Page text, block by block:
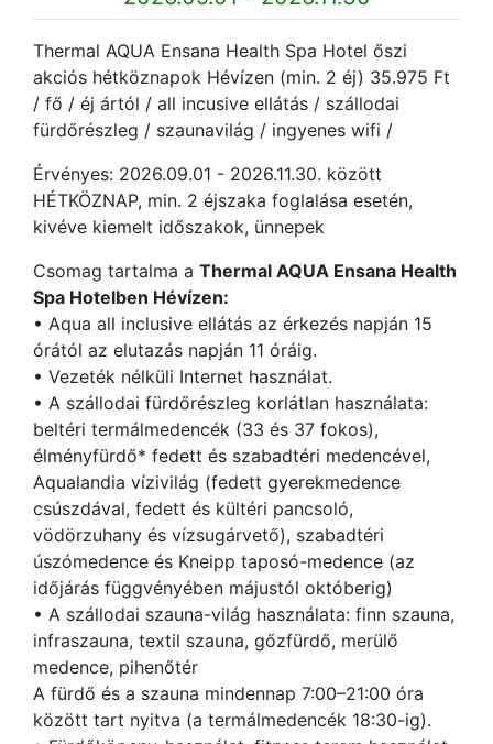
Thermal AQUA Ensana Health Spa Hotel őszi
akciós hétköznapok Hévízen (min. 2 éj) 35.975 Ft
/ fő / éj ártól / all incusive ellátás / szállodai
fürdőrészleg / szaunavilág / ingyenes wifi /
Érvényes: 2026.09.01 - 2026.11.30. között
HÉTKÖZNAP, min. 2 éjszaka foglalása esetén,
kivéve kiemelt időszakok, ünnepek
Csomag tartalma a Thermal AQUA Ensana Health
Spa Hotelben Hévízen:
• Aqua all inclusive ellátás az érkezés napján 15
órától az elutazás napján 11 óráig.
• Vezeték nélküli Internet használat.
• A szállodai fürdőrészleg korlátlan használata:
beltéri termálmedencék (33 és 37 fokos),
élményfürdő* fedett és szabadtéri medencével,
Aqualandia vízivilág (fedett gyerekmedence
csúszdával, fedett és kültéri pancsoló,
vödörzuhany és vízsugárvető), szabadtéri
úszómedence és Kneipp taposó-medence (az
időjárás függvényében májustól októberig)
• A szállodai szauna-világ használata: finn szauna,
infraszauna, textil szauna, gőzfürdő, merülő
medence, pihenőtér
A fürdő és a szauna mindennap 7:00–21:00 óra
között tart nyitva (a termálmedencék 18:30-ig).